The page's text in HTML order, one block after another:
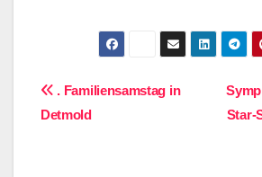
Star-
. Familiensamstag in
Detmold